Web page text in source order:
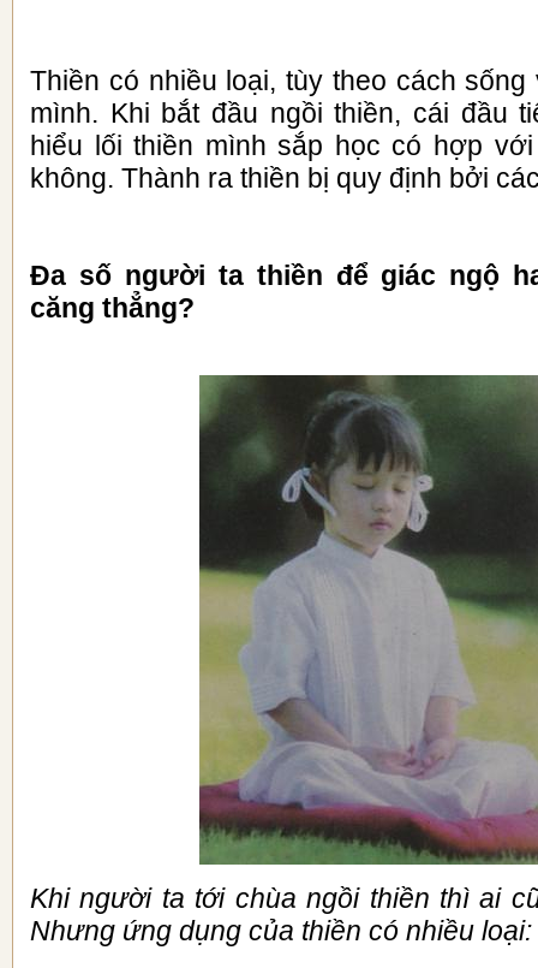
Thiền có nhiều loại, tùy theo cách
mình. Khi bắt đầu ngồi thiền, cái đầu
hiểu lối thiền mình sắp học có hợp
không. Thành ra thiền bị quy định bởi
Đa số người ta thiền để giác ngộ
căng thẳng?
Khi người ta tới chùa ngồi thiền thì ai
Nhưng ứng dụng của thiền có nhiều loại: